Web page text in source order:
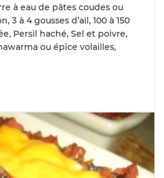
à eau de pâtes coudes ou
3 à 4 gousses d’ail, 100 à 150
Persil haché, Sel et poivre,
ou épice volailles,